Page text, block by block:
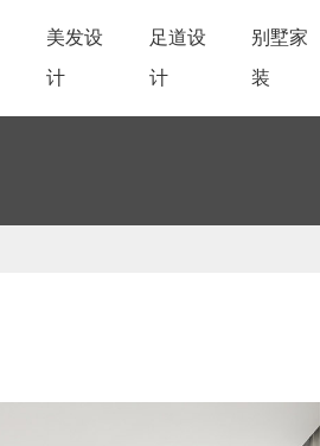
美发设
计
足道设
计
别墅家
装